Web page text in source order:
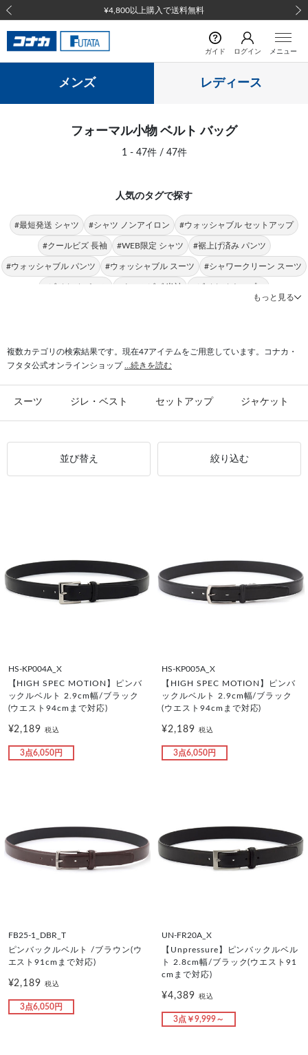
¥4,800以上購入で送料無料
前の画像
ガイド ログイン メニュー
メンズ レディース
フォーマル小物 ベルト バッグ
1 - 47件 / 47件
人気のタグで探す
#最短発送 シャツ #シャツ ノンアイロン #ウォッシャブル セットアップ
#クールビズ 長袖 #WEB限定 シャツ #裾上げ済み パンツ
#ウォッシャブル パンツ #ウォッシャブル スーツ #シャワークリーン スーツ
#ビジカジ パンツ #クールビズ 半袖 #ビジカジ トップス
#スーツ フォーマル
もっと見る
複数カテゴリの検索結果です。現在47アイテムをご用意しています。コナカ・
フタタ公式オンラインショップ
...続きを読む
スーツ ジレ・ベスト セットアップ ジャケット
並び替え 絞り込む
HS-KP004A_X
【HIGH SPEC MOTION】ピンバ
ックルベルト 2.9cm幅/ブラック
(ウエスト94cmまで対応)
¥2,189税込
3点6,050円
HS-KP005A_X
【HIGH SPEC MOTION】ピンバ
ックルベルト 2.9cm幅/ブラック
(ウエスト94cmまで対応)
¥2,189 税込
3点6,050円
FB25-1_DBR_T
ピンバックルベルト /ブラウン(ウ
エスト91cmまで対応)
¥2,189税込
3点6,050円
UN-FR20A_X
【Unpressure】ピンバックルベル
ト 2.8cm幅/ブラック(ウエスト91
cmまで対応)
¥4,389 税込
3点￥9,999～